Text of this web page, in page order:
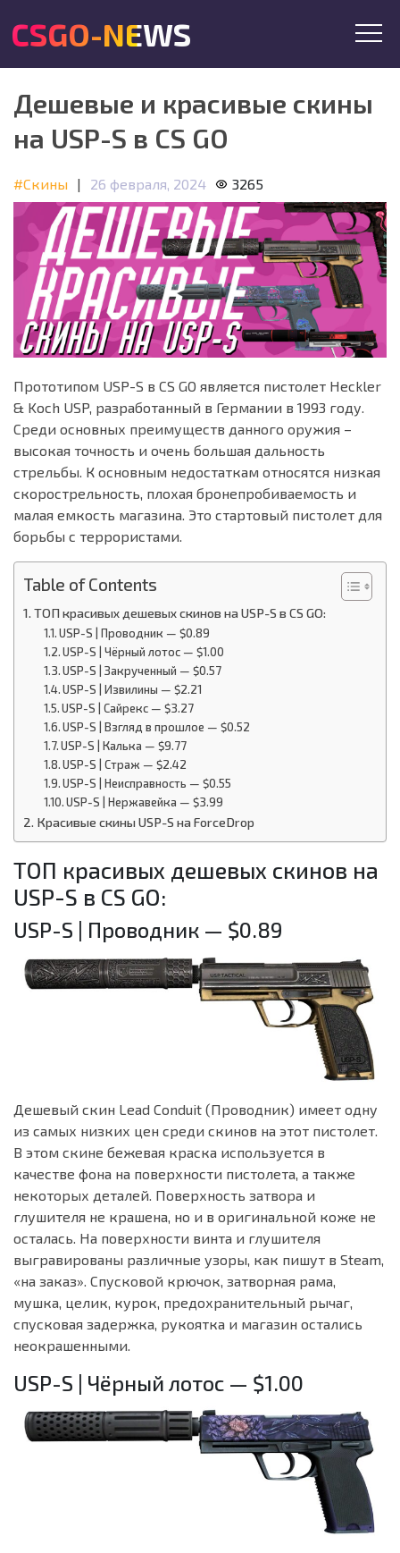
CSGO-NEWS
Дешевые и красивые скины
на USP-S в CS GO
#Скины | 26 февраля, 2024 3265
Прототипом USP-S в CS GO является пистолет Heckler
& Koch USP, разработанный в Германии в 1993 году.
Среди основных преимуществ данного оружия –
высокая точность и очень большая дальность
стрельбы. К основным недостаткам относятся низкая
скорострельность, плохая бронепробиваемость и
малая емкость магазина. Это стартовый пистолет для
борьбы с террористами.
Table of Contents
ТОП красивых дешевых скинов на USP-S в CS GO:
USP-S | Проводник — $0.89
USP-S | Чёрный лотос — $1.00
USP-S | Закрученный — $0.57
USP-S | Извилины — $2.21
USP-S | Сайрекс — $3.27
USP-S | Взгляд в прошлое — $0.52
USP-S | Калька — $9.77
USP-S | Страж — $2.42
USP-S | Неисправность — $0.55
USP-S | Нержавейка — $3.99
Красивые скины USP-S на ForceDrop
ТОП красивых дешевых скинов на
USP-S в CS GO:
USP-S | Проводник — $0.89
Дешевый скин Lead Conduit (Проводник) имеет одну
из самых низких цен среди скинов на этот пистолет.
В этом скине бежевая краска используется в
качестве фона на поверхности пистолета, а также
некоторых деталей. Поверхность затвора и
глушителя не крашена, но и в оригинальной коже не
осталась. На поверхности винта и глушителя
выгравированы различные узоры, как пишут в Steam,
«на заказ». Спусковой крючок, затворная рама,
мушка, целик, курок, предохранительный рычаг,
спусковая задержка, рукоятка и магазин остались
неокрашенными.
USP-S | Чёрный лотос — $1.00